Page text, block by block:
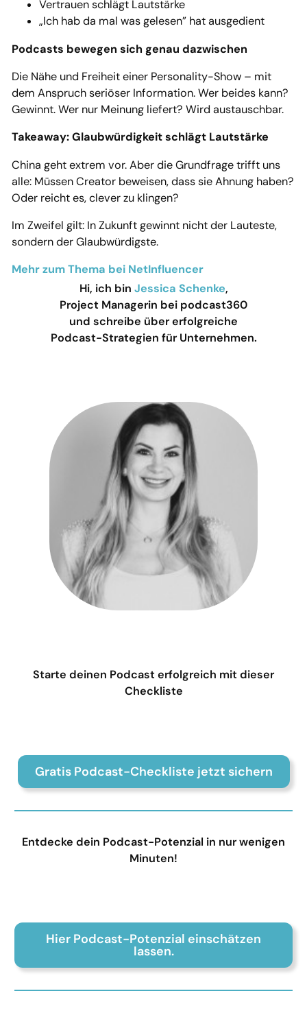
Vertrauen schlägt Lautstärke
„Ich hab da mal was gelesen” hat ausgedient
Podcasts bewegen sich genau dazwischen
Die Nähe und Freiheit einer Personality-Show – mit
dem Anspruch seriöser Information. Wer beides kann?
Gewinnt. Wer nur Meinung liefert? Wird austauschbar.
Takeaway: Glaubwürdigkeit schlägt Lautstärke
China geht extrem vor. Aber die Grundfrage trifft uns
alle: Müssen Creator beweisen, dass sie Ahnung haben?
Oder reicht es, clever zu klingen?
Im Zweifel gilt: In Zukunft gewinnt nicht der Lauteste,
sondern der Glaubwürdigste.
Mehr zum Thema bei NetInfluencer
Hi, ich bin Jessica Schenke,
Project Managerin bei podcast360
und schreibe über erfolgreiche
Podcast-Strategien für Unternehmen.
Starte deinen Podcast erfolgreich mit dieser
Checkliste
Gratis Podcast-Checkliste jetzt sichern
Entdecke dein Podcast-Potenzial in nur wenigen
Minuten!
Hier Podcast-Potenzial einschätzen
lassen.